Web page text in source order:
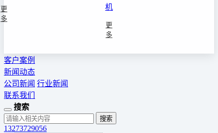
更
多
机
更
多
客户案例
新闻动态
公司新闻 行业新闻
联系我们
搜索
13273729056